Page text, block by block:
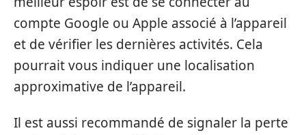
compte Google ou Apple associé à l’appareil
et de vérifier les dernières activités. Cela
pourrait vous indiquer une localisation
approximative de l’appareil.
Il est aussi recommandé de signaler la perte